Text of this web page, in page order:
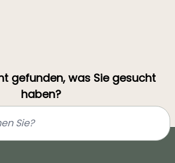
gefunden, was Sie gesucht
haben?